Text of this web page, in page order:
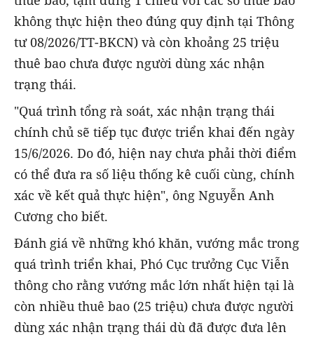
không thực hiện theo đúng quy định tại Thông
tư 08/2026/TT-BKCN) và còn khoảng 25 triệu
thuê bao chưa được người dùng xác nhận
trạng thái.
"Quá trình tổng rà soát, xác nhận trạng thái
chính chủ sẽ tiếp tục được triển khai đến ngày
15/6/2026. Do đó, hiện nay chưa phải thời điểm
có thể đưa ra số liệu thống kê cuối cùng, chính
xác về kết quả thực hiện", ông Nguyễn Anh
Cương cho biết.
Đánh giá về những khó khăn, vướng mắc trong
quá trình triển khai, Phó Cục trưởng Cục Viễn
thông cho rằng vướng mắc lớn nhất hiện tại là
còn nhiều thuê bao (25 triệu) chưa được người
dùng xác nhận trạng thái dù đã được đưa lên